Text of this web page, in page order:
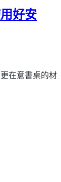
好安
在意書桌的材